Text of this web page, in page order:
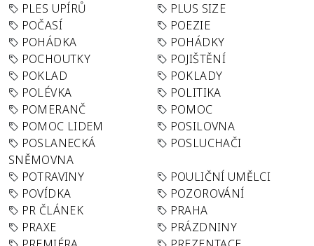
PLES UPÍRŮ
PLUS SIZE
POČASÍ
POEZIE
POHÁDKA
POHÁDKY
POCHOUTKY
POJIŠTĚNÍ
POKLAD
POKLADY
POLÉVKA
POLITIKA
POMERANČ
POMOC
POMOC LIDEM
POSILOVNA
POSLANECKÁ
SNĚMOVNA
POSLUCHAČI
POTRAVINY
POULIČNÍ UMĚLCI
POVÍDKA
POZOROVÁNÍ
PR ČLÁNEK
PRAHA
PRAXE
PRÁZDNINY